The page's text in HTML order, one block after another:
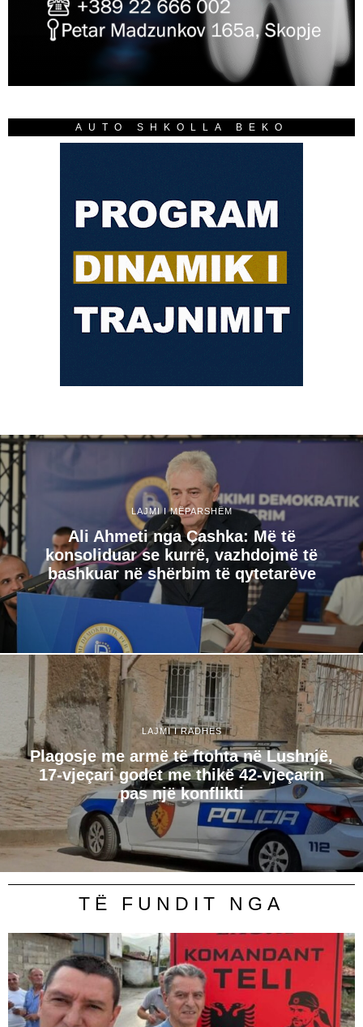
AUTO SHKOLLA BEKO
LAJMI I MËPARSHËM
Ali Ahmeti nga Çashka: Më të
konsoliduar se kurrë, vazhdojmë të
bashkuar në shërbim të qytetarëve
LAJMI I RADHËS
Plagosje me armë të ftohta në Lushnjë,
17-vjeçari godet me thikë 42-vjeçarin
pas një konflikti
TË FUNDIT NGA